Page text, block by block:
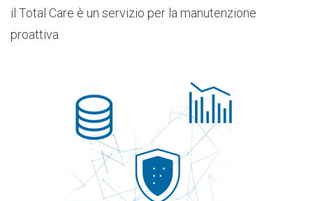
il Total Care è un servizio per la manutenzione
proattiva.